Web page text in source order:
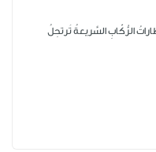
الرُّكّابِ السَّريعةُ تَرتحِلُ